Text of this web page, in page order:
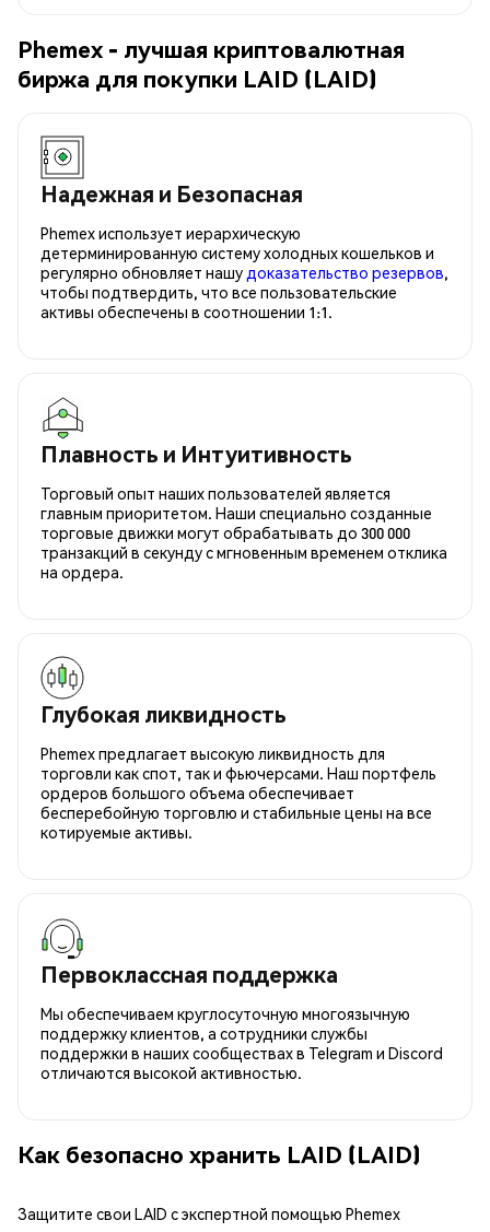
Phemex - лучшая криптовалютная
биржа для покупки LAID (LAID)
Надежная и Безопасная
Phemex использует иерархическую
детерминированную систему холодных кошельков и
регулярно обновляет нашу доказательство резервов,
чтобы подтвердить, что все пользовательские
активы обеспечены в соотношении 1:1.
Плавность и Интуитивность
Торговый опыт наших пользователей является
главным приоритетом. Наши специально созданные
торговые движки могут обрабатывать до 300 000
транзакций в секунду с мгновенным временем отклика
на ордера.
Глубокая ликвидность
Phemex предлагает высокую ликвидность для
торговли как спот, так и фьючерсами. Наш портфель
ордеров большого объема обеспечивает
бесперебойную торговлю и стабильные цены на все
котируемые активы.
Первоклассная поддержка
Мы обеспечиваем круглосуточную многоязычную
поддержку клиентов, а сотрудники службы
поддержки в наших сообществах в Telegram и Discord
отличаются высокой активностью.
Как безопасно хранить LAID (LAID)
Защитите свои LAID с экспертной помощью Phemex